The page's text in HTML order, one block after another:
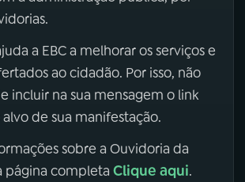
a EBC a melhorar os serviços e
ao cidadão. Por isso, não
incluir na sua mensagem o link
de sua manifestação.
sobre a Ouvidoria da
página completa Clique aqui.